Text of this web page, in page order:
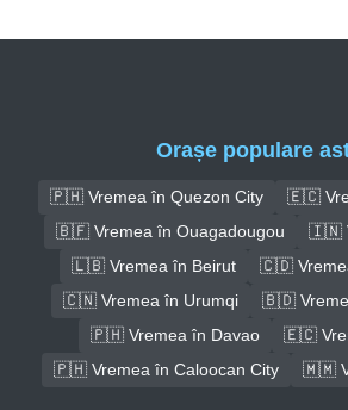
Orașe populare
🇵🇭 Vremea în Quezon City
🇪🇨
🇧🇫 Vremea în Ouagadougou
🇮🇳
🇱🇧 Vremea în Beirut
🇨🇩
🇨🇳 Vremea în Urumqi
🇧🇩
🇵🇭 Vremea în Davao
🇪🇨
🇵🇭 Vremea în Caloocan City
🇲🇲